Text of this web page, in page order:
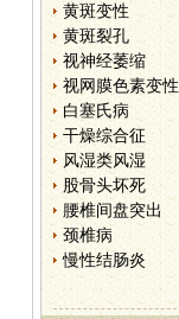
黄斑变性
黄斑裂孔
视神经萎缩
视网膜色素变性
白塞氏病
干燥综合征
风湿类风湿
股骨头坏死
腰椎间盘突出
颈椎病
慢性结肠炎